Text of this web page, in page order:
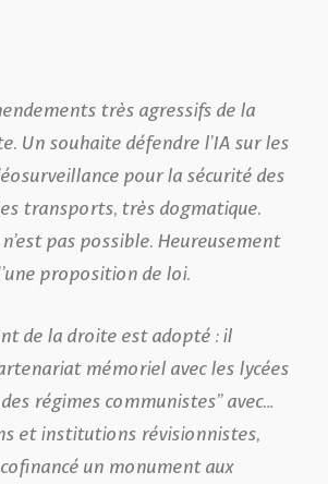
très agressifs de la
Un souhaite défendre l’IA sur les
pour la sécurité des
transports, très dogmatique.
pas possible. Heureusement
proposition de loi.
de la droite est adopté : il
mémoriel avec les lycées
régimes communistes” avec…
et institutions révisionnistes,
un monument aux